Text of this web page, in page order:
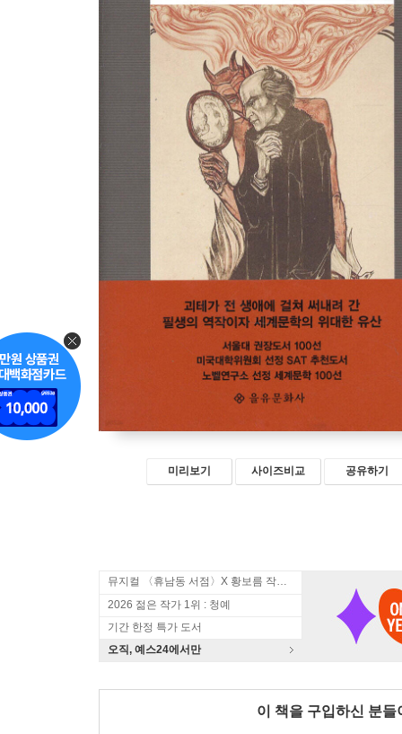
미리보기 사이즈비교 공유하기
뮤지컬 〈휴남동 서점〉X 황보름 작가 북토크
2026 젊은 작가 1위 : 청예
기간 한정 특가 도서
오직, 예스24에서만
이 책을 구입하신 분